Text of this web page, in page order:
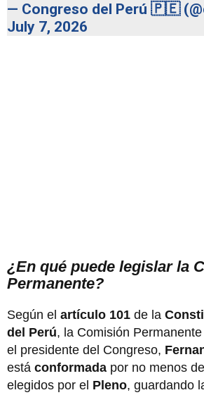
— Congreso del Perú 🇵🇪
July 7, 2026
¿En qué puede legislar la
Permanente?
Según el artículo 101 de la
del Perú, la Comisión
el presidente del Congreso,
está conformada por no menos de
elegidos por el Pleno, guardando